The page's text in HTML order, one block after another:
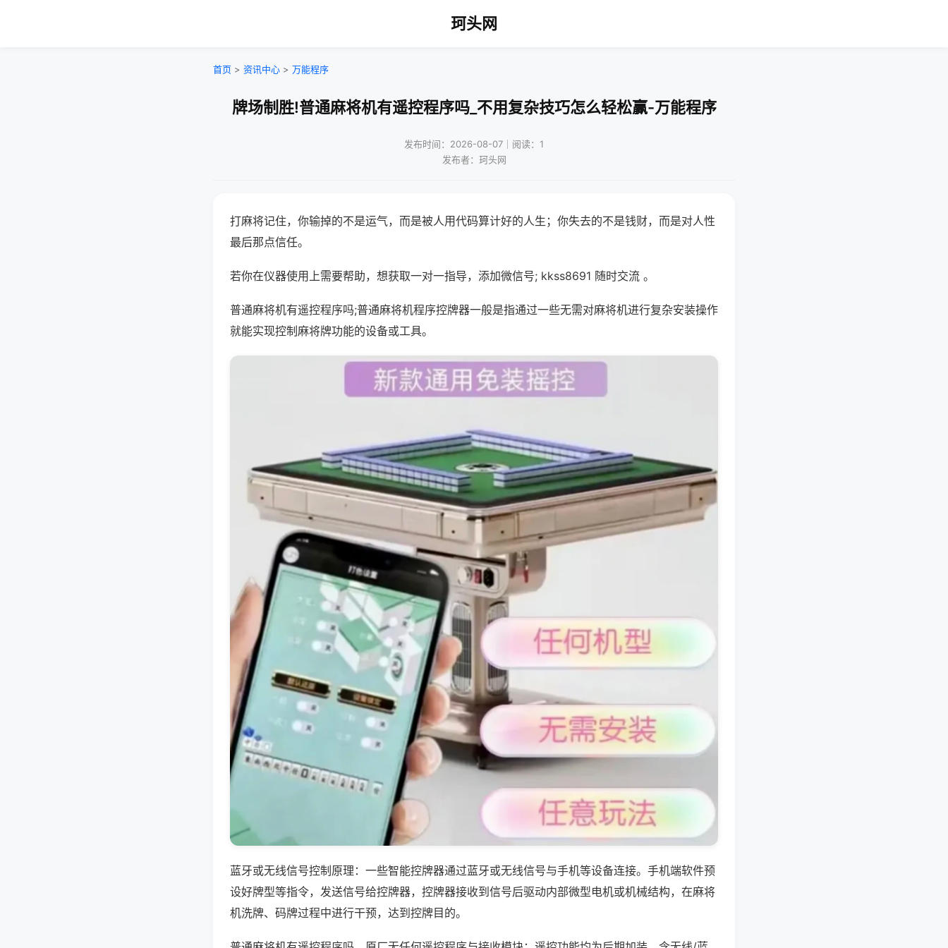
珂头网
首页 > 资讯中心 > 万能程序
牌场制胜!普通麻将机有遥控程序吗_不用复杂技巧怎么轻松赢-万能程序
发布时间：2026-08-07｜阅读：1
发布者：珂头网
打麻将记住，你输掉的不是运气，而是被人用代码算计好的人生；你失去的不是钱财，而是对人性
最后那点信任。
若你在仪器使用上需要帮助，想获取一对一指导，添加微信号; kkss8691 随时交流 。
普通麻将机有遥控程序吗;普通麻将机程序控牌器一般是指通过一些无需对麻将机进行复杂安装操作
就能实现控制麻将牌功能的设备或工具。
蓝牙或无线信号控制原理：一些智能控牌器通过蓝牙或无线信号与手机等设备连接。手机端软件预
设好牌型等指令，发送信号给控牌器，控牌器接收到信号后驱动内部微型电机或机械结构，在麻将
机洗牌、码牌过程中进行干预，达到控牌目的。